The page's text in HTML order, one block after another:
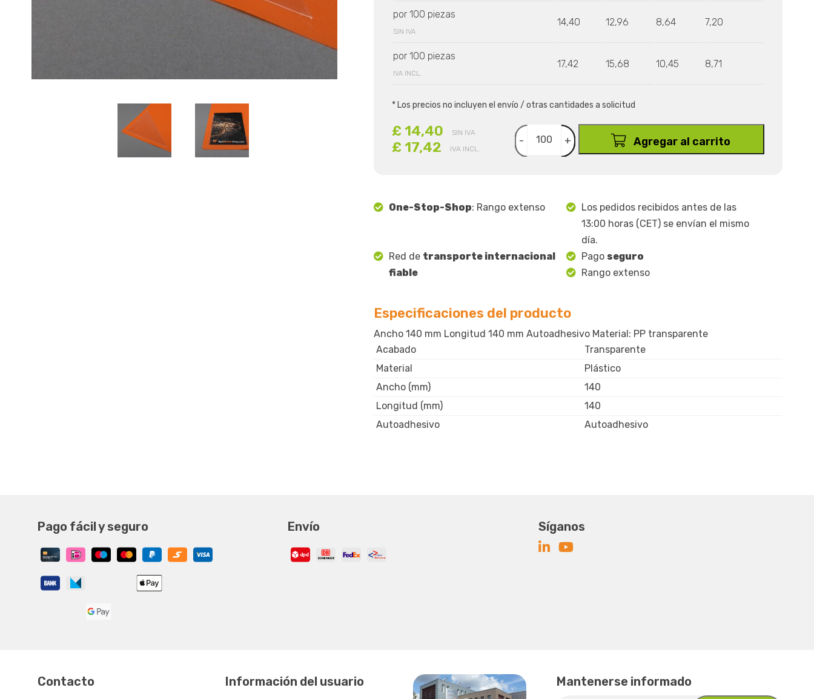
por 100 piezas
SIN IVA
14,40 12,96 8,64 7,20
por 100 piezas
IVA INCL.
17,42 15,68 10,45 8,71
* Los precios no incluyen el envío / otras cantidades a solicitud
£ 14,40 SIN IVA
£ 17,42 IVA INCL.
- + Agregar al carrito
One-Stop-Shop: Rango extenso
Los pedidos recibidos antes de las
13:00 horas (CET) se envían el mismo
día.
Red de transporte internacional
fiable
Pago seguro
Rango extenso
Especificaciones del producto
Ancho 140 mm Longitud 140 mm Autoadhesivo Material: PP transparente
Acabado
Transparente
Material
Plástico
Ancho (mm)
140
Longitud (mm)
140
Autoadhesivo
Autoadhesivo
Pago fácil y seguro Envío Síganos
Contacto Información del usuario Mantenerse informado